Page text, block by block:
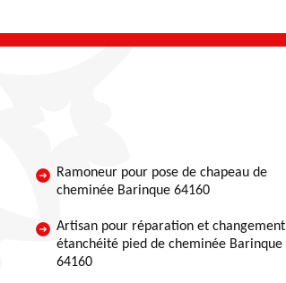
Ramoneur pour pose de chapeau de
cheminée Barinque 64160
Artisan pour réparation et changement
étanchéité pied de cheminée Barinque
64160